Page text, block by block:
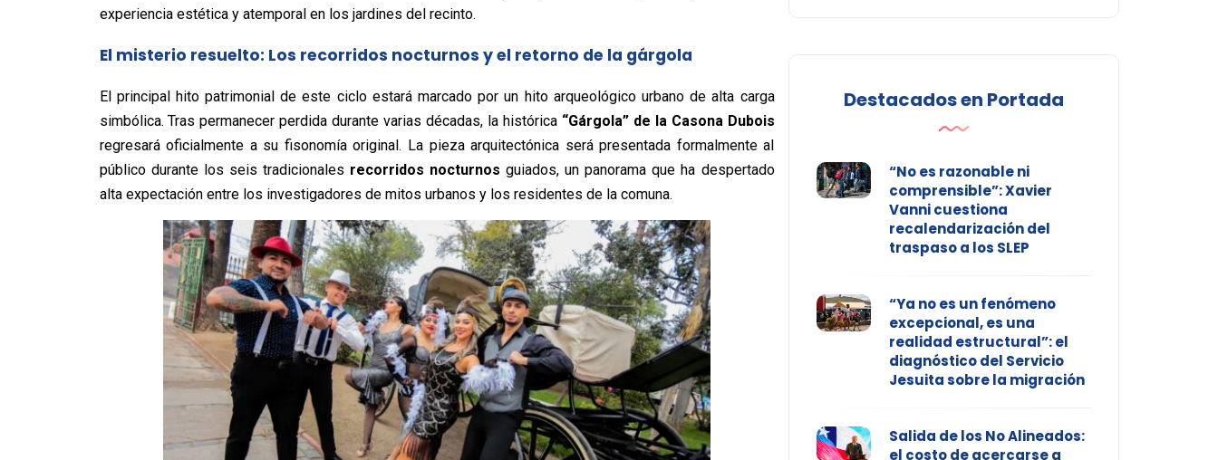
experiencia estética y atemporal en los jardines del recinto.
El misterio resuelto: Los recorridos nocturnos y el retorno de la gárgola
El principal hito patrimonial de este ciclo estará marcado por un hito arqueológico urbano de alta carga
simbólica. Tras permanecer perdida durante varias décadas, la histórica “Gárgola” de la Casona Dubois
regresará oficialmente a su fisonomía original. La pieza arquitectónica será presentada formalmente al
público durante los seis tradicionales recorridos nocturnos guiados, un panorama que ha despertado
alta expectación entre los investigadores de mitos urbanos y los residentes de la comuna.
Destacados en Portada
“No es razonable ni
comprensible”: Xavier
Vanni cuestiona
recalendarización del
traspaso a los SLEP
“Ya no es un fenómeno
excepcional, es una
realidad estructural”: el
diagnóstico del Servicio
Jesuita sobre la migración
Salida de los No Alineados:
el costo de acercarse a